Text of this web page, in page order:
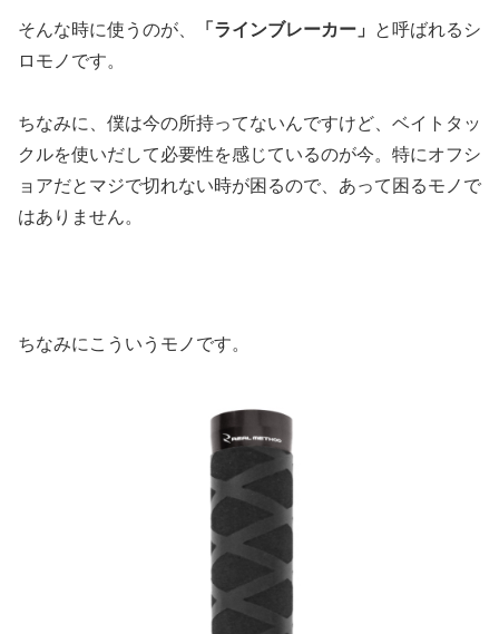
そんな時に使うのが、 「ラインブレーカー」
と呼ばれるシ
ロモノです。
ちなみに、僕は今の所持ってないんですけど、ベイトタッ
クルを使いだして必要性を感じているのが今。特にオフシ
ョアだとマジで切れない時が困るので、あって困るモノで
はありません。
ちなみにこういうモノです。